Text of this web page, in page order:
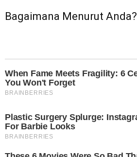
Bagaimana Menurut Anda?